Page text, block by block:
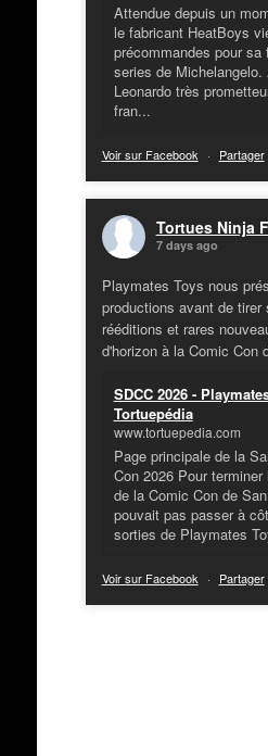
Attendue depuis un
le fabricant HeatBoys
précommandes pour sa
series de Michelangelo.
Leonardo très
fran...
Voir sur Facebook · Partager
Tortues Ninja
7 days ago
Playmates Toys nous
productions avant de
rééditions et rares
d'horizon à la Comic Con
SDCC 2026 -
Tortuepédia
www.tortuepedia.com
Page principale de la
Con 2026 Pour
de la Comic Con de
pouvait pas passer à
sorties de Playmates
Voir sur Facebook · Partager